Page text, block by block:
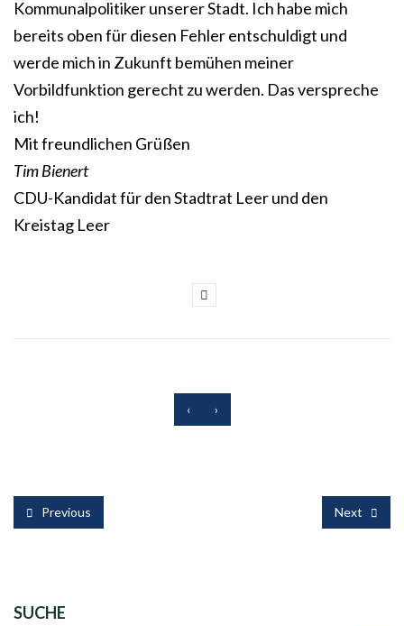
Kommunalpolitiker unserer Stadt. Ich habe mich
bereits oben für diesen Fehler entschuldigt und
werde mich in Zukunft bemühen meiner
Vorbildfunktion gerecht zu werden. Das verspreche
ich!
Mit freundlichen Grüßen
Tim Bienert
CDU-Kandidat für den Stadtrat Leer und den
Kreistag Leer
‹ ›
Previous Next
SUCHE